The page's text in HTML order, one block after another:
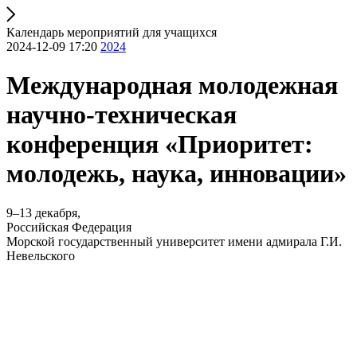
Календарь мероприятий для учащихся
2024-12-09 17:20 2024
Международная молодежная
научно-техническая
конференция «Приоритет:
молодежь, наука, инновации»
9–13 декабря,
Российская Федерация
Морской государственный университет имени адмирала Г.И.
Невельского